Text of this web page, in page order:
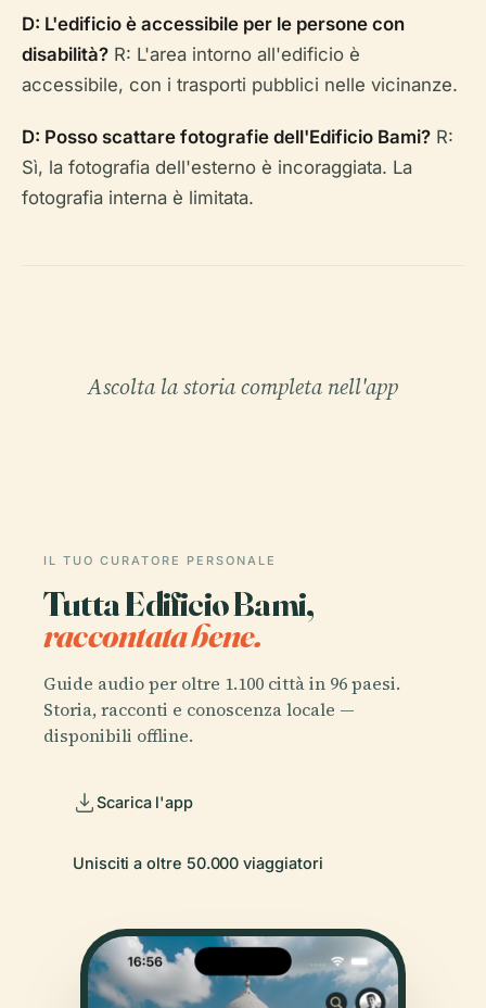
D: L'edificio è accessibile per le persone con
disabilità? R: L'area intorno all'edificio è
accessibile, con i trasporti pubblici nelle vicinanze.
D: Posso scattare fotografie dell'Edificio Bami? R:
Sì, la fotografia dell'esterno è incoraggiata. La
fotografia interna è limitata.
Ascolta la storia completa nell'app
IL TUO CURATORE PERSONALE
Tutta Edificio Bami,
raccontata bene.
Guide audio per oltre 1.100 città in 96 paesi.
Storia, racconti e conoscenza locale —
disponibili offline.
Scarica l'app
Unisciti a oltre 50.000 viaggiatori